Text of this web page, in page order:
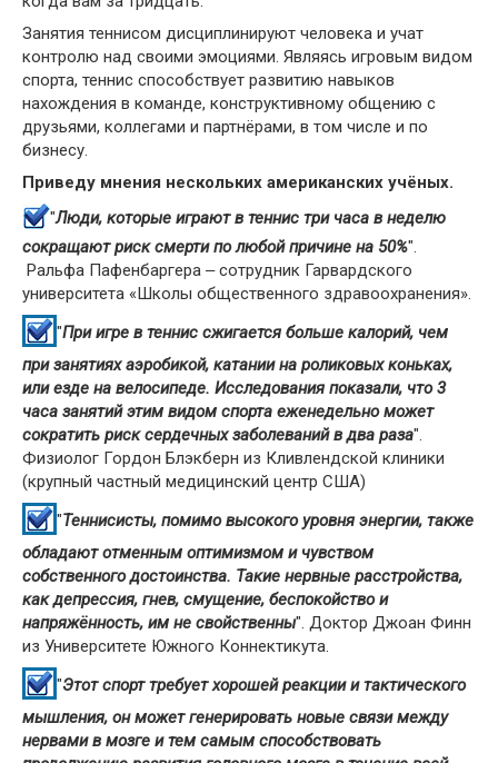
Занятия теннисом дисциплинируют человека и учат
контролю над своими эмоциями. Являясь игровым видом
спорта, теннис способствует развитию навыков
нахождения в команде, конструктивному общению с
друзьями, коллегами и партнёрами, в том числе и по
бизнесу.
Приведу мнения нескольких американских учёных.
"Люди, которые играют в теннис три часа в неделю
сокращают риск смерти по любой причине на 50%".
Ральфа Пафенбаргера ‒ сотрудник Гарвардского
университета «Школы общественного здравоохранения».
"При игре в теннис сжигается больше калорий, чем
при занятиях аэробикой, катании на роликовых коньках,
или езде на велосипеде. Исследования показали, что 3
часа занятий этим видом спорта еженедельно может
сократить риск сердечных заболеваний в два раза".
Физиолог Гордон Блэкберн из Кливлендской клиники
(крупный частный медицинский центр США)
"Теннисисты, помимо высокого уровня энергии, также
обладают отменным оптимизмом и чувством
собственного достоинства. Такие нервные расстройства,
как депрессия, гнев, смущение, беспокойство и
напряжённость, им не свойственны". Доктор Джоан Финн
из Университете Южного Коннектикута.
"Этот спорт требует хорошей реакции и тактического
мышления, он может генерировать новые связи между
нервами в мозге и тем самым способствовать